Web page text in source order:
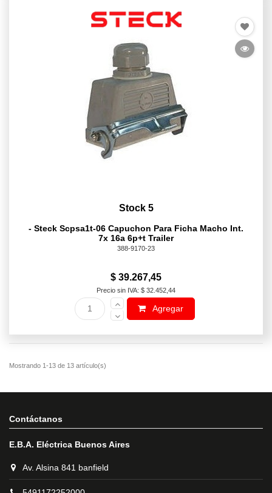
Stock 5
- Steck Scpsa1t-06 Capuchon Para Ficha Macho Int.
7x 16a 6p+t Trailer
388-9170-23
$ 39.267,45
Precio sin IVA: $ 32.452,44
Agregar
Contáctanos
E.B.A. Eléctrica Buenos Aires
Av. Alsina 841 banfield